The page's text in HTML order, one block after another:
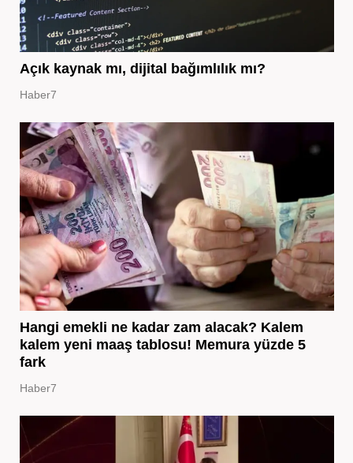
Açık kaynak mı, dijital bağımlılık mı?
Haber7
Hangi emekli ne kadar zam alacak? Kalem
kalem yeni maaş tablosu! Memura yüzde 5
fark
Haber7